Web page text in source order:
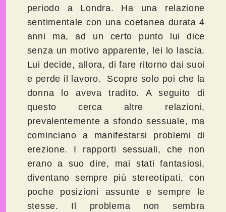
periodo a Londra. Ha una relazione
sentimentale con una coetanea durata 4
anni ma, ad un certo punto lui dice
senza un motivo apparente, lei lo lascia.
Lui decide, allora, di fare ritorno dai suoi
e perde il lavoro. Scopre solo poi che la
donna lo aveva tradito. A seguito di
questo cerca altre relazioni,
prevalentemente a sfondo sessuale, ma
cominciano a manifestarsi problemi di
erezione. I rapporti sessuali, che non
erano a suo dire, mai stati fantasiosi,
diventano sempre più stereotipati, con
poche posizioni assunte e sempre le
stesse. Il problema non sembra